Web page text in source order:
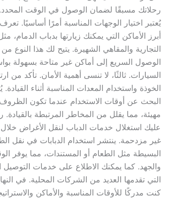
رحلاتك مسبقًا لضمان الوصول في الوقت المحدد.
يُعتبر اختيار الوجهات المناسبة أمرًا أساسيًا.
أبرز الأماكن التي يمكنك زيارتها بدباب الدمام،
التجارية والمقاهي الشهيرة. يتيح لك هذا النوع من
الوصول السريع إلى أماكن غير متاحة بسهولة
السيارات. ثالثًا، لا تنسى أهمية الأمان. تأكد من
الخوذة واستخدام المعدات المناسبة أثناء
البحث عن أوقات الاستخدام عندما تكون الظروف
مهيئة، مما يقلل من المخاطر المرتبطة بالقيادة.
عليك استغلال خدمات الدباب لنقل الأغراض
غير مزدحمة. ينتشر استخدام الدبابات في نقل
البسيطة مثل الطعام أو المستندات، مما يوفر
والجهد. كما يمكنك الاطلاع على خدمات التوصيل
التي تقدمها العديد من الشركات المحلية. في
كنت مدركًا للأوقات المناسبة والأماكن